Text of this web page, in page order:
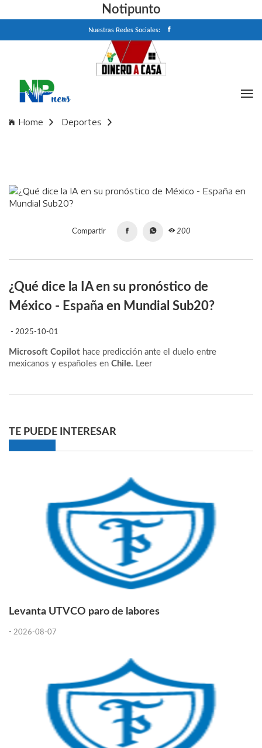
Notipunto
Nuestras Redes Sociales:
Home
Deportes
Compartir 200
¿Qué dice la IA en su pronóstico de
México - España en Mundial Sub20?
- 2025-10-01
Microsoft Copilot hace predicción ante el duelo entre
mexicanos y españoles en Chile. Leer
TE PUEDE INTERESAR
Levanta UTVCO paro de labores
- 2026-08-07